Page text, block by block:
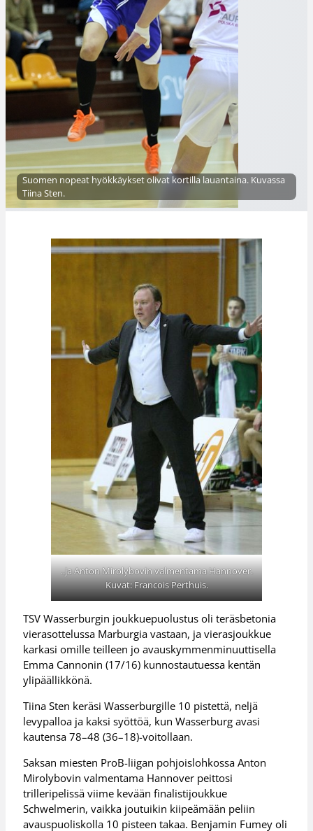
Suomen nopeat hyökkäykset olivat kortilla lauantaina. Kuvassa
Tiina Sten.
..ja Anton Mirolybovin valmentama Hannover.
Kuvat: Francois Perthuis.
TSV Wasserburgin joukkuepuolustus oli teräsbetonia
vierasottelussa Marburgia vastaan, ja vierasjoukkue
karkasi omille teilleen jo avauskymmenminuuttisella
Emma Cannonin (17/16) kunnostautuessa kentän
ylipäällikkönä.
Tiina Sten keräsi Wasserburgille 10 pistettä, neljä
levypalloa ja kaksi syöttöä, kun Wasserburg avasi
kautensa 78–48 (36–18)-voitollaan.
Saksan miesten ProB-liigan pohjoislohkossa Anton
Mirolybovin valmentama Hannover peittosi
trilleripelissä viime kevään finalistijoukkue
Schwelmerin, vaikka joutuikin kiipeämään peliin
avauspuoliskolla 10 pisteen takaa. Benjamin Fumey oli